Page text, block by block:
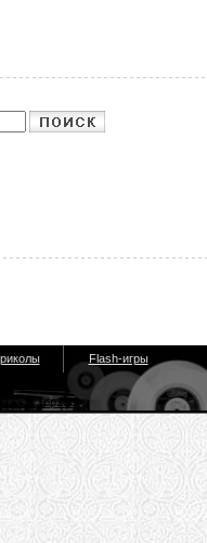
Flash-игры